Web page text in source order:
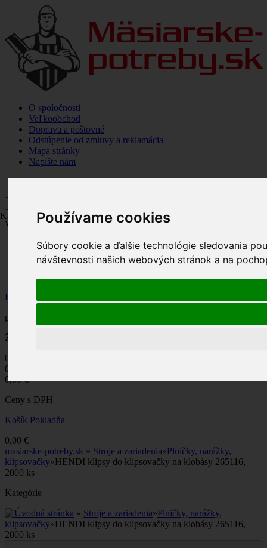
Používame cookies
Súbory cookie a ďalšie technológie sledovania
návštevnosti našich webových stránok a na
Kategórie
O spoločnosti
Veľkoobchod
Doprava a poštovné
Odstúpenie od zmluvy a reklamácia
Mapa stránky
Napíšte nám
Vitajte,
prihláste sa
Položiek 0 ks ks 0
Spolu
Objednať
Účet
Košík
produkt
Žiadne produkty
0,00 €
0,00 €
0,00 €
Ceny s DPH
Košík Pokladňa
0,00 €
masiarske-potreby.sk » Stroje a zariadenia»Plničky, narážky,
klipsovačky»HENDI klipsy do klipsovačky na klobásy 265116,
2000 ks
Kategórie
» Stroje a zariadenia»Plničky, narážky,
klipsovačky»HENDI klipsy do klipsovačky na klobásy 265116,
2000 ks